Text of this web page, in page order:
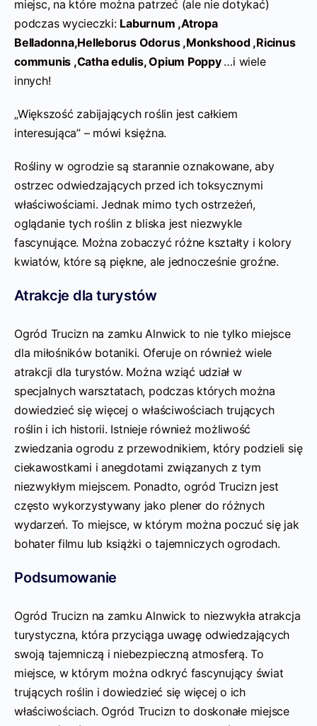
miejsc, na które można patrzeć (ale nie dotykać)
podczas wycieczki: Laburnum ,Atropa
Belladonna,Helleborus Odorus ,Monkshood ,Ricinus
communis ,Catha edulis,Opium Poppy …i wiele
innych!
„Większość zabijających roślin jest całkiem
interesująca” – mówi księżna.
Rośliny w ogrodzie są starannie oznakowane, aby
ostrzec odwiedzających przed ich toksycznymi
właściwościami. Jednak mimo tych ostrzeżeń,
oglądanie tych roślin z bliska jest niezwykle
fascynujące. Można zobaczyć różne kształty i kolory
kwiatów, które są piękne, ale jednocześnie groźne.
Atrakcje dla turystów
Ogród Trucizn na zamku Alnwick to nie tylko miejsce
dla miłośników botaniki. Oferuje on również wiele
atrakcji dla turystów. Można wziąć udział w
specjalnych warsztatach, podczas których można
dowiedzieć się więcej o właściwościach trujących
roślin i ich historii. Istnieje również możliwość
zwiedzania ogrodu z przewodnikiem, który podzieli się
ciekawostkami i anegdotami związanych z tym
niezwykłym miejscem. Ponadto, ogród Trucizn jest
często wykorzystywany jako plener do różnych
wydarzeń. To miejsce, w którym można poczuć się jak
bohater filmu lub książki o tajemniczych ogrodach.
Podsumowanie
Ogród Trucizn na zamku Alnwick to niezwykła atrakcja
turystyczna, która przyciąga uwagę odwiedzających
swoją tajemniczą i niebezpieczną atmosferą. To
miejsce, w którym można odkryć fascynujący świat
trujących roślin i dowiedzieć się więcej o ich
właściwościach. Ogród Trucizn to doskonałe miejsce